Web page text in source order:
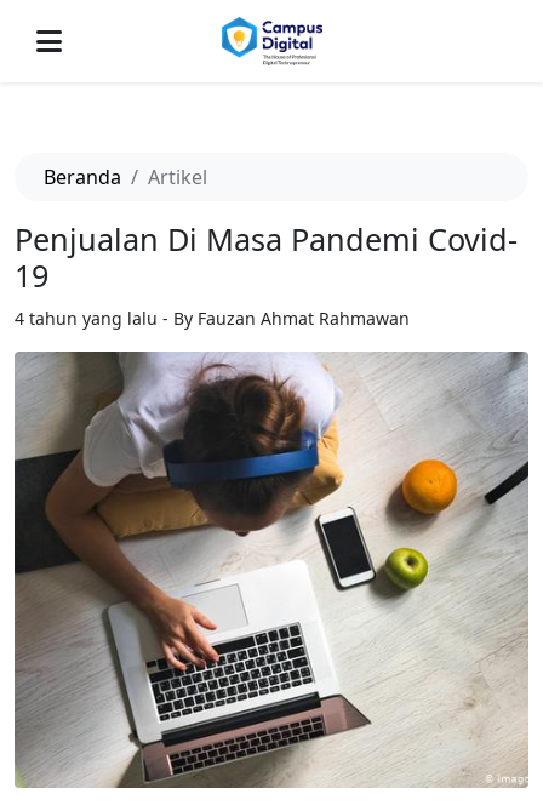
Beranda Artikel
Penjualan Di Masa Pandemi Covid-
19
4 tahun yang lalu - By Fauzan Ahmat Rahmawan